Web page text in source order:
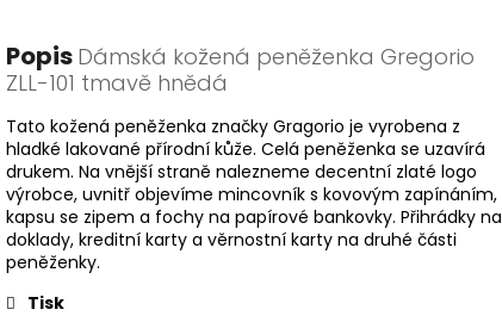
Popis Dámská kožená peněženka Gregorio
ZLL-101 tmavě hnědá
Tato kožená peněženka značky Gragorio je vyrobena z
hladké lakované přírodní kůže. Celá peněženka se uzavírá
drukem. Na vnější straně nalezneme decentní zlaté logo
výrobce, uvnitř objevíme mincovník s kovovým zapínáním,
kapsu se zipem a fochy na papírové bankovky. Přihrádky na
doklady, kreditní karty a věrnostní karty na druhé části
peněženky.
Tisk